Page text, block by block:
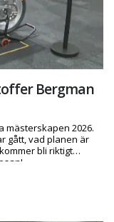
Bergman
mästerskapen 2026.
gått, vad planen är
bli riktigt